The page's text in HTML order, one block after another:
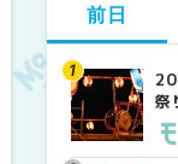
前日
祭